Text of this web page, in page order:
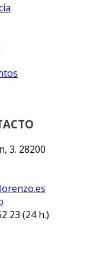
3. 28200
23 (24 h.)